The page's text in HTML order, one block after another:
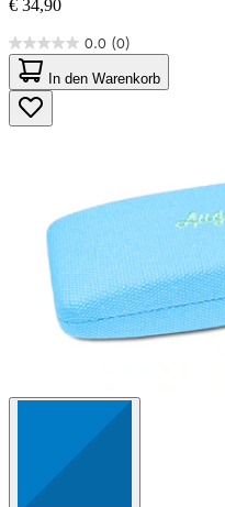
€ 34,90
0.0 (0)
0.0
von
5
Sternen.
In den Warenkorb